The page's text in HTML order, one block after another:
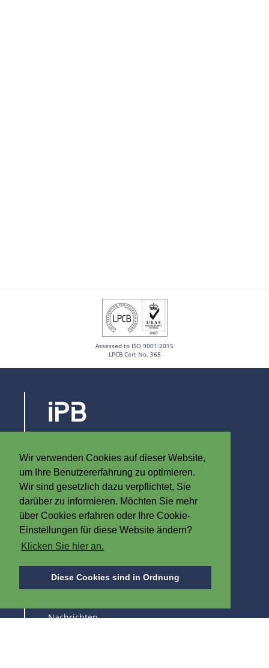
Wir verwenden Cookies auf dieser Website,
um Ihre Benutzererfahrung zu optimieren.
Wir sind gesetzlich dazu verpflichtet, Sie
darüber zu informieren. Möchten Sie mehr
über Cookies erfahren oder Ihre Cookie-
Einstellungen für diese Website ändern?
Klicken Sie hier an.
Diese Cookies sind in Ordnung
Assessed to ISO 9001:2015
LPCB Cert No. 365
8790 Waregem
Belgien
T +32 (0)56 60 79 19
F +32 (0)56 61 08 85
info@iplast.be
ÜBER IPB
Nachrichten